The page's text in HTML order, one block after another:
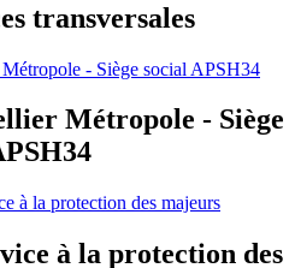
transversales
- Siège social APSH34
Métropole - Siège
à la protection des majeurs
à la protection des